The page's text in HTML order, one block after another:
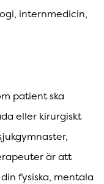
internmedicin,
patient ska
eller kirurgiskt
är att
fysiska, mentala